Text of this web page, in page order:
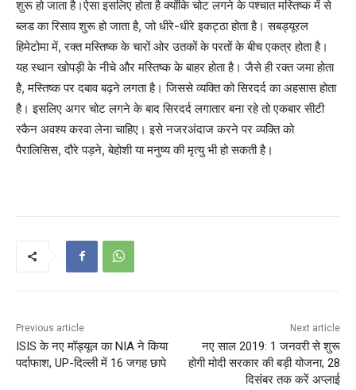
शुरू हो जाता है।ऐसा इसलिए होता है क्योंकि चोट लगने के पश्चात मस्तिष्क में से
ब्लड का रिसाव शुरू हो जाता है, जो धीरे-धीरे इकट्ठा होता है। सबड्यूरल
हिमेटोमा में, रक्त मस्तिष्क के चारों ओर उतकों के परतों के बीच एकत्र होता है।
यह स्थान खोपड़ी के नीचे और मस्तिष्क के बाहर होता है। जैसे ही रक्त जमा होता
है, मस्तिष्क पर दबाव बढ़ने लगता है। जिससे व्यक्ति को सिरदर्द का अहसास होता
है। इसलिए अगर चोट लगने के बाद सिरदर्द लगातार बना रहे तो एकबार सीटी
स्कैन अवश्य करवा लेना चाहिए। इसे नजरअंदाज करने पर व्यक्ति को
पैरालिसिस, दौरे पड़ने, बेहोशी या मनुष्य की मृत्यु भी हो सकती है।
Previous article
ISIS के नए मॉड्यूल का NIA ने किया
पर्दाफाश, UP-दिल्ली में 16 जगह छापे
Next article
नए साल 2019: 1 जनवरी से शुरू
होगी मोदी सरकार की बड़ी योजना, 28
दिसंबर तक करें अप्लाई